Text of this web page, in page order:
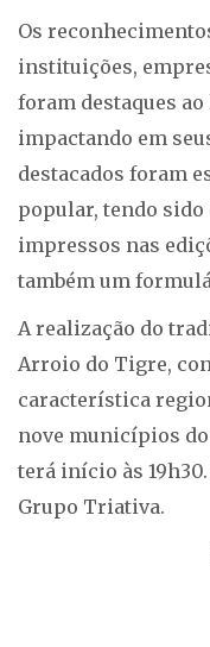
Os
instituições,
foram destaques
impactando em
destacados foram
popular, tendo
impressos nas
também um
A realização do
Arroio do Tigre,
característica
nove municípios
terá início às
Grupo Triativa.